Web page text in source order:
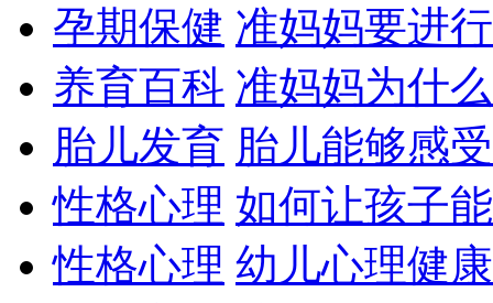
孕期保健 准妈妈要进
养育百科 准妈妈为什
胎儿发育 胎儿能够感
性格心理 如何让孩子
性格心理 幼儿心理健